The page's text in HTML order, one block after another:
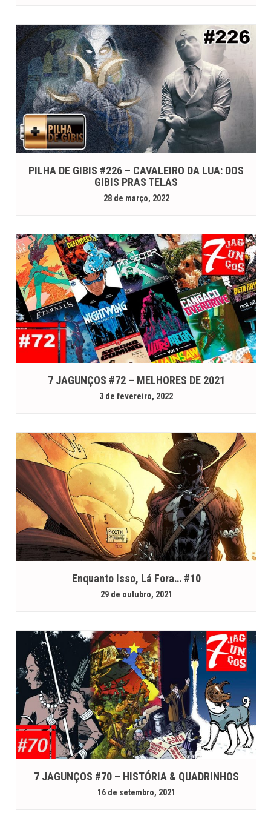
PILHA DE GIBIS #226 – CAVALEIRO DA LUA: DOS
GIBIS PRAS TELAS
28 de março, 2022
7 JAGUNÇOS #72 – MELHORES DE 2021
3 de fevereiro, 2022
Enquanto Isso, Lá Fora… #10
29 de outubro, 2021
7 JAGUNÇOS #70 – HISTÓRIA & QUADRINHOS
16 de setembro, 2021